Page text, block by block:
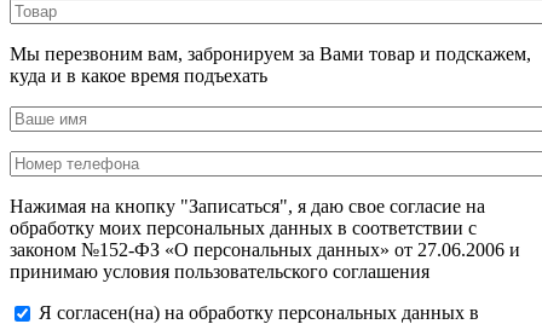
Мы перезвоним вам, забронируем за Вами товар и подскажем,
куда и в какое время подъехать
Нажимая на кнопку "Записаться", я даю свое согласие на
обработку моих персональных данных в соответствии с
законом №152-ФЗ «О персональных данных» от 27.06.2006 и
принимаю условия пользовательского соглашения
Я согласен(на) на обработку персональных данных в